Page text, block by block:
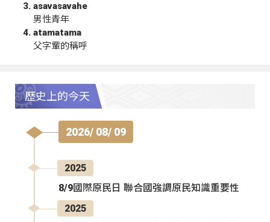
asavasavahe
男性青年
atamatama
父字輩的稱呼
歷史上的今天
2026/ 08/ 09
2025
8/9國際原民日 聯合國強調原民知識重要性
2025